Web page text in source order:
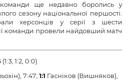
ще недавно боролись у
сезону національної першості.
херсонців у серії з шести
команди провели найдовший матч
(1:3, 1:2, 0:0)
7:47; 1:1 Гасніков (Вишняков),